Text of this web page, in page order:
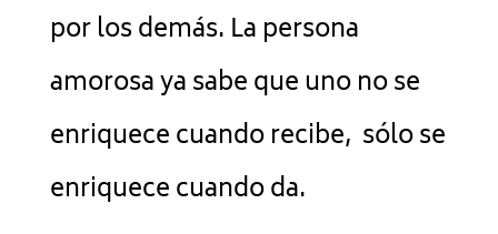
por los demás. La persona
amorosa ya sabe que uno no se
enriquece cuando recibe, sólo se
enriquece cuando da.